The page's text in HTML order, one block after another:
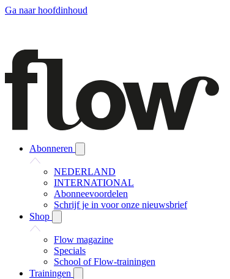
Ga naar hoofdinhoud
Abonneren
NEDERLAND
INTERNATIONAL
Abonneevoordelen
Schrijf je in voor onze nieuwsbrief
Shop
Flow magazine
Specials
School of Flow-trainingen
Trainingen